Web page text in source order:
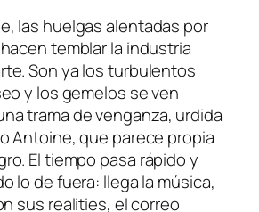
las huelgas alentadas por
temblar la industria
Son ya los turbulentos
y los gemelos se ven
trama de venganza, urdida
Antoine, que parece propia
El tiempo pasa rápido y
lo de fuera: llega la música,
sus realities, el correo